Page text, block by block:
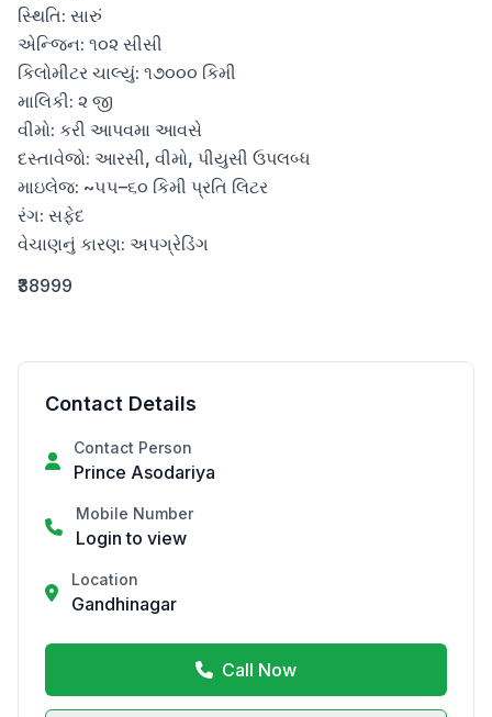
સ્થિતિ: સારું
એન્જિન: ૧૦૨ સીસી
કિલોમીટર ચાલ્યું: ૧૭૦૦૦ કિમી
માલિકી: ૨ જી
વીમો: કરી આપવમા આવસે
દસ્તાવેજો: આરસી, વીમો, પીયુસી ઉપલબ્ધ
માઇલેજ: ~૫૫–૬૦ કિમી પ્રતિ લિટર
રંગ: સફેદ
વેચાણનું કારણ: અપગ્રેડિંગ
₹38999
Contact Details
Contact Person
Prince Asodariya
Mobile Number
Login to view
Location
Gandhinagar
Call Now